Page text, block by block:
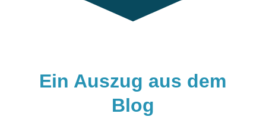
Ein Auszug aus dem
Blog